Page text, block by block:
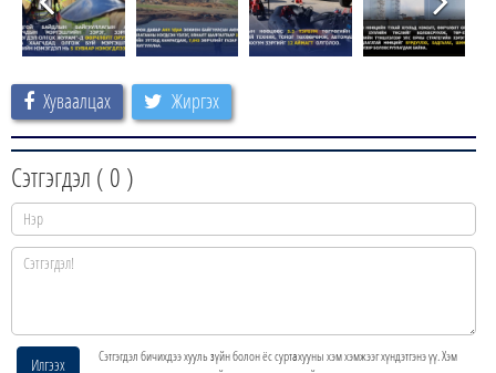
Хуваалцах Жиргэх
Сэтгэгдэл ( 0 )
Илгээх
Сэтгэгдэл бичихдээ хууль зүйн болон ёс суртахууны хэм хэмжээг хүндэтгэнэ үү. Хэм